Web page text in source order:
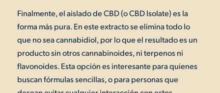
Finalmente, el aislado de CBD (o CBD Isolate) es la
forma más pura. En este extracto se elimina todo lo
que no sea cannabidiol, por lo que el resultado es un
producto sin otros cannabinoides, ni terpenos ni
flavonoides. Esta opción es interesante para quienes
buscan fórmulas sencillas, o para personas que